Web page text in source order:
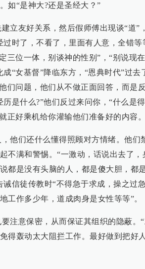
如“是神大?还是圣经大？”
友好关系，然后假师傅出现谈“道”
时了，不看了，里面有人意，全错等
三位一体，别谈神的性别”，“别说现
“女基督”降临东方，“恩典时代”过去
们问题，他们从不做正面回答，而是反
是什么?”他们反过来问你，“什么是
正好乘机给你灌输他们准备好的内容。
们还什么懂得照顾对方情绪。他们
不满和警惕。“一激动，话说出去了，
都是没有头脑的人，都是傻大胆，都
信徒传教时“不得急于求成，操之过
工作多少年，道成肉身是女性等等”。
意保密，从而保证其组织的隐蔽。“
得轰动太大阻拦工作。最好做到把好